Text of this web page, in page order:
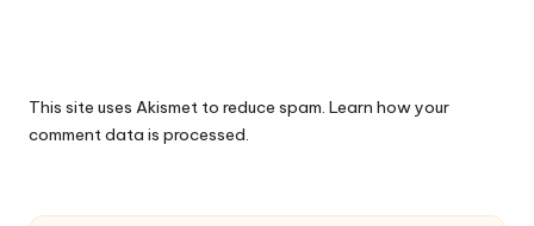
This site uses Akismet to reduce spam. Learn how your
comment data is processed.